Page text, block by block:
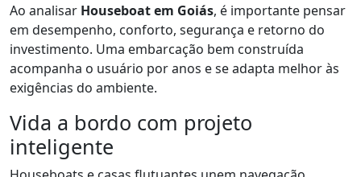
Ao analisar Houseboat em Goiás, é importante pensar
em desempenho, conforto, segurança e retorno do
investimento. Uma embarcação bem construída
acompanha o usuário por anos e se adapta melhor às
exigências do ambiente.
Vida a bordo com projeto
inteligente